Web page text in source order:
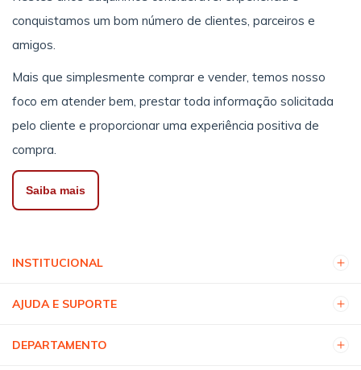
conquistamos um bom número de clientes, parceiros e
amigos.
Mais que simplesmente comprar e vender, temos nosso
foco em atender bem, prestar toda informação solicitada
pelo cliente e proporcionar uma experiência positiva de
compra.
Saiba mais
INSTITUCIONAL
AJUDA E SUPORTE
DEPARTAMENTO